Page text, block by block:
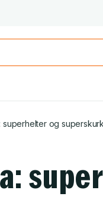
superhelter og